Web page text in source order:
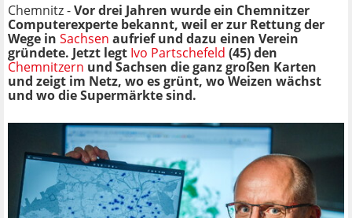
Chemnitz -Vor drei Jahren wurde ein Chemnitzer
Computerexperte bekannt, weil er zur Rettung der
Wege in Sachsen aufrief und dazu einen Verein
gründete. Jetzt legt Ivo Partschefeld (45) den
Chemnitzern und Sachsen die ganz großen Karten
und zeigt im Netz, wo es grünt, wo Weizen wächst
und wo die Supermärkte sind.